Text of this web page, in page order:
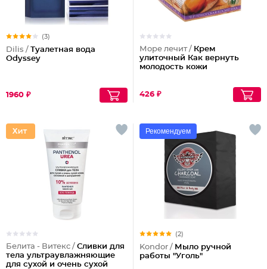
(3)
Dilis / Туалетная вода
Odyssey
1960 ₽
Море лечит / Крем
улиточный Как вернуть
молодость кожи
426 ₽
Белита - Витекс / Сливки для
тела ультраувлажняющие
для сухой и очень сухой
Рекомендуем
(2)
Kondor / Мыло ручной
работы "Уголь"